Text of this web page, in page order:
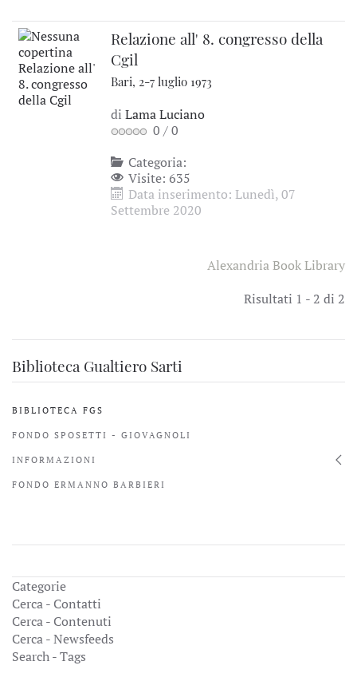
Relazione all' 8. congresso della
Cgil
Bari, 2-7 luglio 1973
di Lama Luciano
0 /0
Categoria:
Visite: 635
Data inserimento: Lunedì, 07
Settembre 2020
Alexandria Book Library
Risultati 1 - 2 di 2
Biblioteca Gualtiero Sarti
BIBLIOTECA FGS
FONDO SPOSETTI - GIOVAGNOLI
INFORMAZIONI
FONDO ERMANNO BARBIERI
Categorie
Cerca - Contatti
Cerca - Contenuti
Cerca - Newsfeeds
Search - Tags